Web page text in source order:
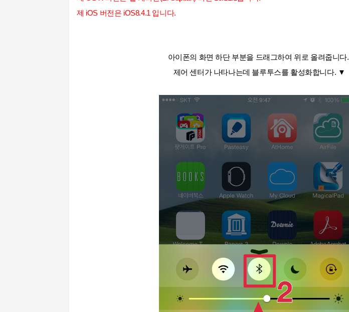
제 iOS 버전은 iOS8.4.1 입니다.
아이폰의 화면 하단 부분을 드래그하여 위로 올려줍니다.
제어 센터가 나타나는데 블루투스를 활성화합니다. ▼